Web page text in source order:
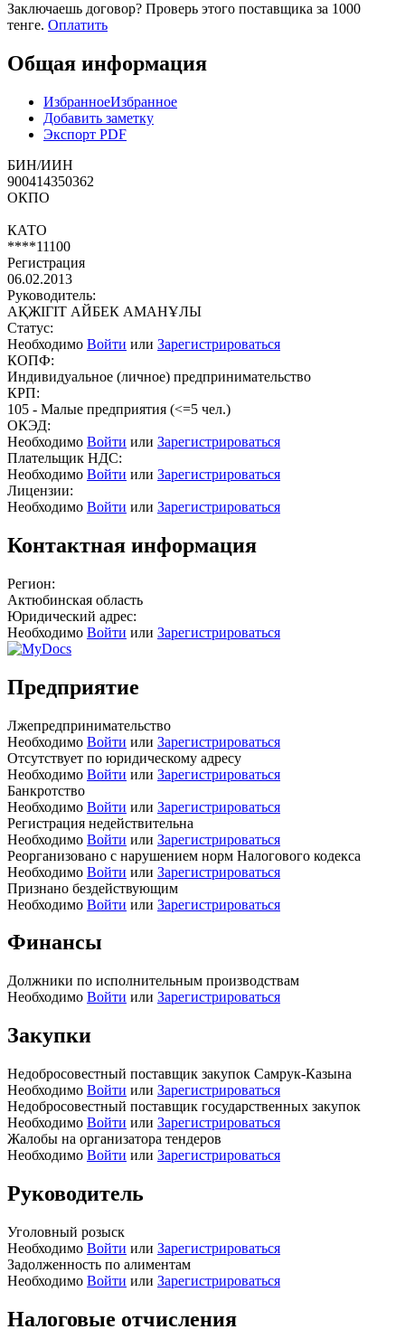
Заключаешь договор? Проверь этого поставщика за 1000
тенге. Оплатить
Общая информация
ИзбранноеИзбранное
Добавить заметку
Экспорт PDF
БИН/ИИН
900414350362
ОКПО
КАТО
****11100
Регистрация
06.02.2013
Руководитель:
АҚЖІГІТ АЙБЕК АМАНҰЛЫ
Статус:
Необходимо Войти или Зарегистрироваться
КОПФ:
Индивидуальное (личное) предпринимательство
КРП:
105 - Малые предприятия (<=5 чел.)
ОКЭД:
Необходимо Войти или Зарегистрироваться
Плательщик НДС:
Необходимо Войти или Зарегистрироваться
Лицензии:
Необходимо Войти или Зарегистрироваться
Контактная информация
Регион:
Актюбинская область
Юридический адрес:
Необходимо Войти или Зарегистрироваться
Предприятие
Лжепредпринимательство
Необходимо Войти или Зарегистрироваться
Отсутствует по юридическому адресу
Необходимо Войти или Зарегистрироваться
Банкротство
Необходимо Войти или Зарегистрироваться
Регистрация недействительна
Необходимо Войти или Зарегистрироваться
Реорганизовано с нарушением норм Налогового кодекса
Необходимо Войти или Зарегистрироваться
Признано бездействующим
Необходимо Войти или Зарегистрироваться
Финансы
Должники по исполнительным производствам
Необходимо Войти или Зарегистрироваться
Закупки
Недобросовестный поставщик закупок Самрук-Казына
Необходимо Войти или Зарегистрироваться
Недобросовестный поставщик государственных закупок
Необходимо Войти или Зарегистрироваться
Жалобы на организатора тендеров
Необходимо Войти или Зарегистрироваться
Руководитель
Уголовный розыск
Необходимо Войти или Зарегистрироваться
Задолженность по алиментам
Необходимо Войти или Зарегистрироваться
Налоговые отчисления